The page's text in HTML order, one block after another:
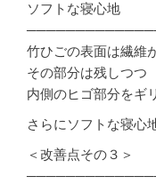
ソフトな寝心地
竹ひごの表面は繊維
その部分は残しつつ
内側のヒゴ部分をギ
さらにソフトな寝心
＜改善点その３＞